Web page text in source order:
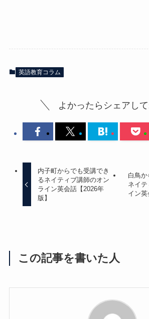
英語教育コラム
よかったらシェアして
内子町からでも受講でき
るネイティブ講師のオン
ライン英会話【2026年
版】
白鳥
ネイ
イン英
この記事を書いた人